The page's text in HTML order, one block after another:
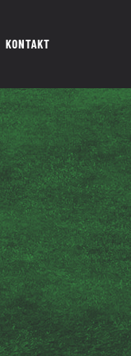
KONTAKT